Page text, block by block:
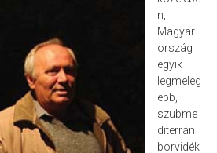
Cirfandli (édes)
Cirfandli
Hárslevelű
Olaszrizling
n,
Magyar
ország
egyik
legmeleg
ebb,
szubme
diterrán
borvidék